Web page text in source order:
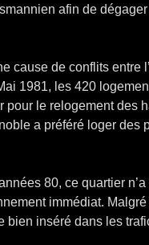
afin de
cause de conflits
1981, les 420
pour le relogement
a préféré loger
80, ce quartier
immédiat.
inséré dans les